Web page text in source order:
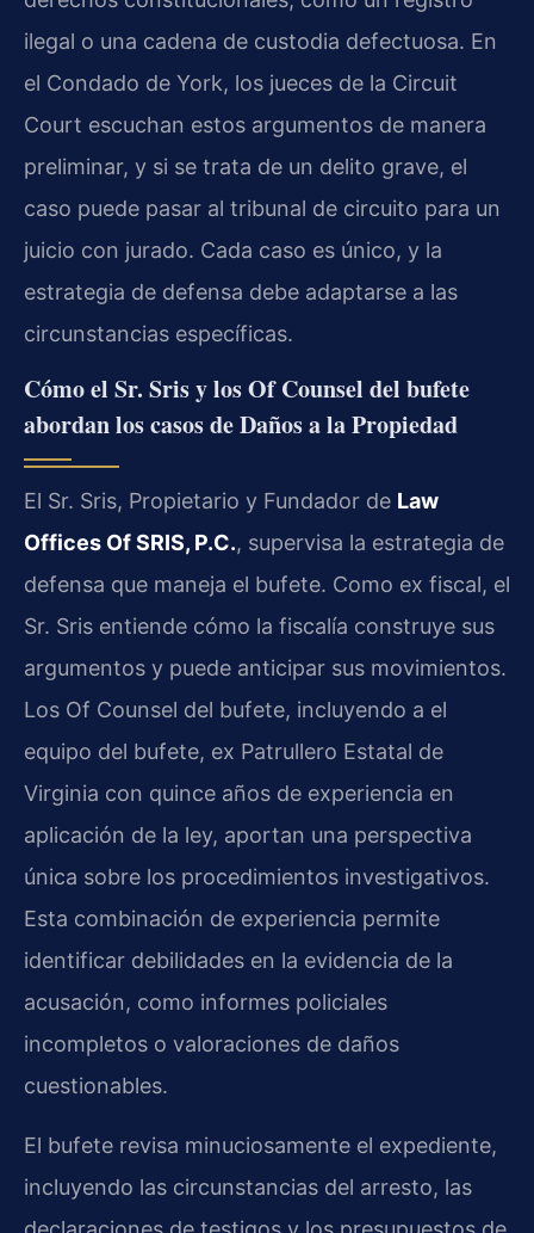
ilegal o una cadena de custodia defectuosa. En
el Condado de York, los jueces de la Circuit
Court escuchan estos argumentos de manera
preliminar, y si se trata de un delito grave, el
caso puede pasar al tribunal de circuito para un
juicio con jurado. Cada caso es único, y la
estrategia de defensa debe adaptarse a las
circunstancias específicas.
Cómo el Sr. Sris y los Of Counsel del bufete
abordan los casos de Daños a la Propiedad
El Sr. Sris, Propietario y Fundador de Law
Offices Of SRIS, P.C., supervisa la estrategia de
defensa que maneja el bufete. Como ex fiscal, el
Sr. Sris entiende cómo la fiscalía construye sus
argumentos y puede anticipar sus movimientos.
Los Of Counsel del bufete, incluyendo a el
equipo del bufete, ex Patrullero Estatal de
Virginia con quince años de experiencia en
aplicación de la ley, aportan una perspectiva
única sobre los procedimientos investigativos.
Esta combinación de experiencia permite
identificar debilidades en la evidencia de la
acusación, como informes policiales
incompletos o valoraciones de daños
cuestionables.
El bufete revisa minuciosamente el expediente,
incluyendo las circunstancias del arresto, las